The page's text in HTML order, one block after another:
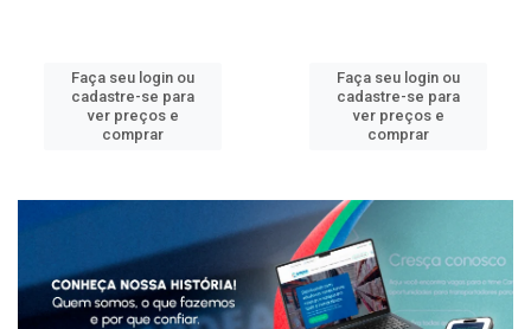
Faça seu login ou
cadastre-se para
ver preços e
comprar
Faça seu login ou
cadastre-se para
ver preços e
comprar